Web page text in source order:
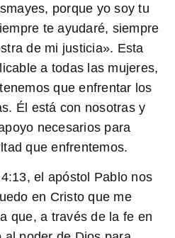
porque yo soy tu
te ayudaré, siempre
de mi justicia». Esta
a todas las mujeres,
que enfrentar los
Él está con nosotras y
necesarios para
que enfrentemos.
el apóstol Pablo nos
en Cristo que me
que, a través de la fe en